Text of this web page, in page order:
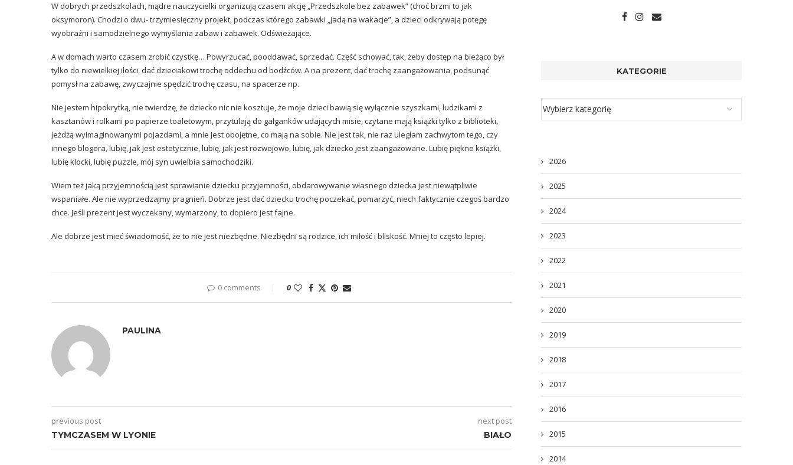
W dobrych przedszkolach, mądre nauczycielki organizują czasem akcję „Przedszkole bez zabawek” (choć brzmi to jak
oksymoron). Chodzi o dwu- trzymiesięczny projekt, podczas którego zabawki „jadą na wakacje”, a dzieci odkrywają potęgę
wyobraźni i samodzielnego wymyślania zabaw i zabawek. Odświeżające.
A w domach warto czasem zrobić czystkę… Powyrzucać, pooddawać, sprzedać. Część schować, tak, żeby dostęp na bieżąco był
tylko do niewielkiej ilości, dać dzieciakowi trochę oddechu od bodźców. A na prezent, dać trochę zaangażowania, podsunąć
pomysł na zabawę, zwyczajnie spędzić trochę czasu, na spacerze np.
Nie jestem hipokrytką, nie twierdzę, że dziecko nic nie kosztuje, że moje dzieci bawią się wyłącznie szyszkami, ludzikami z
kasztanów i rolkami po papierze toaletowym, przytulają do gałganków udających misie, czytane mają książki tylko z biblioteki,
jeżdżą wyimaginowanymi pojazdami, a mnie jest obojętne, co mają na sobie. Nie jest tak, nie raz uległam zachwytom tego, czy
innego blogera, lubię, jak jest estetycznie, lubię, jak jest rozwojowo, lubię, jak dziecko jest zaangażowane. Lubię piękne książki,
lubię klocki, lubię puzzle, mój syn uwielbia samochodziki.
Wiem też jaką przyjemnością jest sprawianie dziecku przyjemności, obdarowywanie własnego dziecka jest niewątpliwie
wspaniałe. Ale nie wyprzedzajmy pragnień. Dobrze jest dać dziecku trochę poczekać, pomarzyć, niech faktycznie czegoś bardzo
chce. Jeśli prezent jest wyczekany, wymarzony, to dopiero jest fajne.
Ale dobrze jest mieć świadomość, że to nie jest niezbędne. Niezbędni są rodzice, ich miłość i bliskość. Mniej to często lepiej.
0 comments 0
PAULINA
previous post
TYMCZASEM W LYONIE
next post
BIAŁO
KATEGORIE
2026
2025
2024
2023
2022
2021
2020
2019
2018
2017
2016
2015
2014